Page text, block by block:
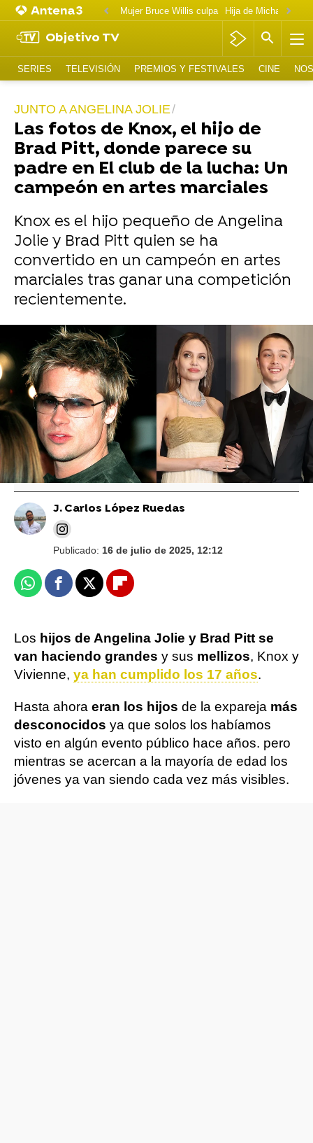
Mujer Bruce Willis culpa
Objetivo TV
SERIES TELEVISIÓN PREMIOS Y FESTIVALES CINE
JUNTO A ANGELINA JOLIE
Las fotos de Knox, el hijo de
Brad Pitt, donde parece su
padre en El club de la lucha: Un
campeón en artes marciales
Knox es el hijo pequeño de Angelina
Jolie y Brad Pitt quien se ha
convertido en un campeón en artes
marciales tras ganar una competición
recientemente.
Vídeo: Getty I Foto:
Brad Pitt reconoce sus errores durante el
divorcio con Angelina Jolie: "Fue una
situación muy tóxica"
J. Carlos López Ruedas
Publicado: 16 de julio de 2025, 12:12
WhatsappFacebook
X Flipboard
Los hijos de Angelina Jolie y Brad Pitt se
van haciendo grandes y sus mellizos, Knox y
Vivienne, ya han cumplido los 17 años.
Hasta ahora eran los hijos de la expareja más
desconocidos ya que solos los habíamos
visto en algún evento público hace años. pero
mientras se acercan a la mayoría de edad los
jóvenes ya van siendo cada vez más visibles.